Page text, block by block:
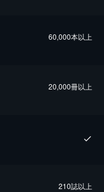
60,000本以上
20,000冊以上
210誌以上